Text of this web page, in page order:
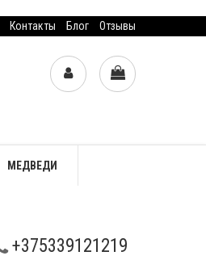
Контакты Блог Отзывы
МЕДВЕДИ
+375339121219